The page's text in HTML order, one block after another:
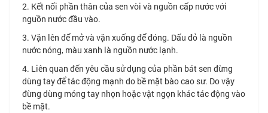
2. Kết nối phần thân của sen vòi và nguồn cấp nước với
nguồn nước đầu vào.
3. Vặn lên để mở và vặn xuống để đóng. Dấu đỏ là nguồn
nước nóng, màu xanh là nguồn nước lạnh.
4. Liên quan đến yêu cầu sử dụng của phần bát sen đừng
dùng tay để tác động mạnh do bề mặt bào cao sư. Do vậy
đừng dùng móng tay nhọn hoặc vật ngọn khác tác động vào
bề mặt.